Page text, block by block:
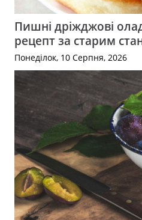
Пишні дріжджові
рецепт за старим
Понеділок, 10 Серпня, 2026